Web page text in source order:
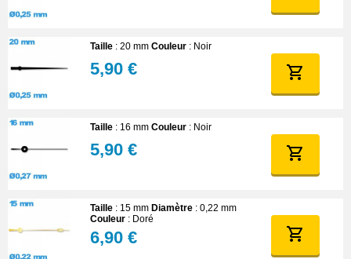
Taille : 20 mm Couleur : Noir
5,90 €
Taille : 16 mm Couleur : Noir
5,90 €
Taille : 15 mm Diamètre : 0,22 mm
Couleur : Doré
6,90 €